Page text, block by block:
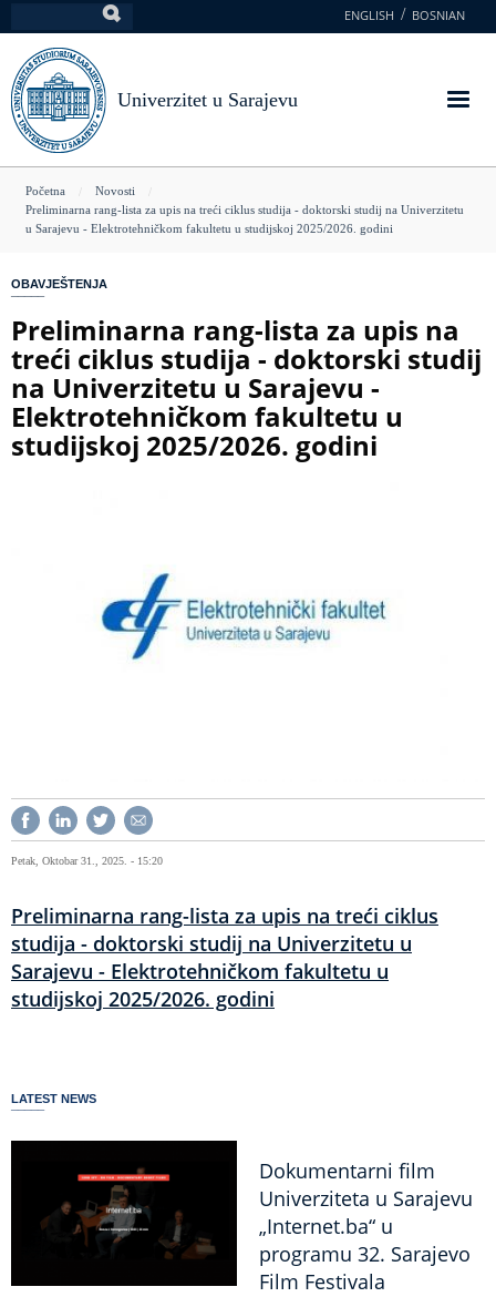
na
glavni
sadržaj
ENGLISH BOSNIAN
Univerzitet u Sarajevu
You
are
Početna
Novosti
Preliminarna rang-lista za upis na treći ciklus studija - doktorski studij na Univerzitetu
u Sarajevu - Elektrotehničkom fakultetu u studijskoj 2025/2026. godini
OBAVJEŠTENJA
Preliminarna rang-lista za upis na
treći ciklus studija - doktorski studij
na Univerzitetu u Sarajevu -
Elektrotehničkom fakultetu u
studijskoj 2025/2026. godini
Petak, Oktobar 31., 2025. - 15:20
Preliminarna rang-lista za upis na treći ciklus
studija - doktorski studij na Univerzitetu u
Sarajevu - Elektrotehničkom fakultetu u
studijskoj 2025/2026. godini
LATEST NEWS
Dokumentarni film
Univerziteta u Sarajevu
„Internet.ba“ u
programu 32. Sarajevo
Film Festivala